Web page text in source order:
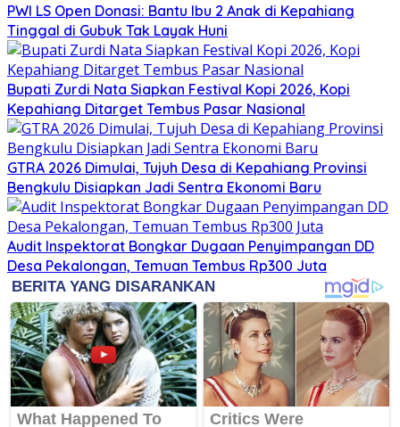
PWI LS Open Donasi: Bantu Ibu 2 Anak di Kepahiang
Tinggal di Gubuk Tak Layak Huni
Bupati Zurdi Nata Siapkan Festival Kopi 2026, Kopi
Kepahiang Ditarget Tembus Pasar Nasional
GTRA 2026 Dimulai, Tujuh Desa di Kepahiang Provinsi
Bengkulu Disiapkan Jadi Sentra Ekonomi Baru
Audit Inspektorat Bongkar Dugaan Penyimpangan DD
Desa Pekalongan, Temuan Tembus Rp300 Juta